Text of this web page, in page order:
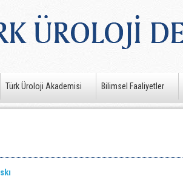
Türk Üroloji Akademisi Bilimsel Faaliyetler